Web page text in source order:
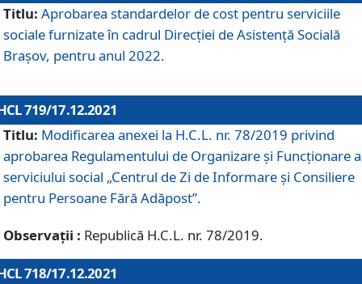
Titlu: Aprobarea standardelor de cost pentru serviciile
sociale furnizate în cadrul Direcției de Asistență Socială
Brașov, pentru anul 2022.
719/17.12.2021
Titlu: Modificarea anexei la H.C.L. nr. 78/2019 privind
aprobarea Regulamentului de Organizare și Funcționare
serviciului social „Centrul de Zi de Informare şi Consiliere
pentru Persoane Fără Adăpost”.
Observații : Republică H.C.L. nr. 78/2019.
718/17.12.2021